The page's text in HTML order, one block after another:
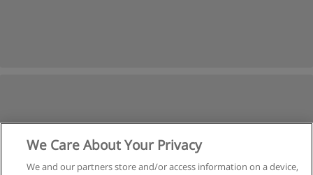
We Care About Your Privacy
We and our partners store and/or access information on a device,